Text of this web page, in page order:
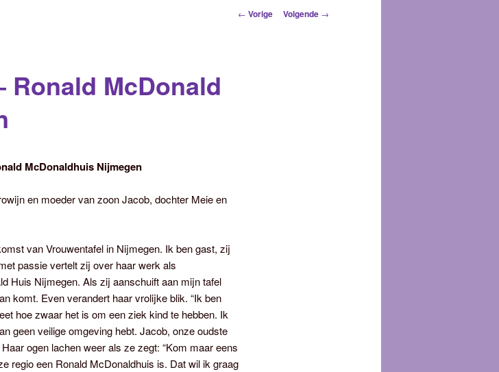
Berichtnavigatie
← Vorige Volgende →
Ronald McDonald
McDonaldhuis Nijmegen
en moeder van zoon Jacob, dochter Meie en
van Vrouwentafel in Nijmegen. Ik ben gast, zij
passie vertelt zij over haar werk als
Huis Nijmegen. Als zij aanschuift aan mijn tafel
komt. Even verandert haar vrolijke blik. “Ik ben
hoe zwaar het is om een ziek kind te hebben. Ik
geen veilige omgeving hebt. Jacob, onze oudste
ogen lachen weer als ze zegt: “Kom maar eens
regio een Ronald McDonaldhuis is. Dat wil ik graag